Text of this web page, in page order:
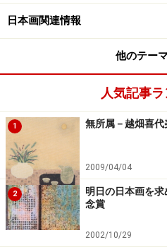
日本画家の生の声が聞こえる
「雅幸画房」石村雅幸さんに
【あ～とじょい】山
「あ～とじょい」山田ちさと
第2回【ギャラリーアート
画商のお仕事
アートもりもとの佐々井智子
日本画関連情報
他のテー
人気記事
1 無所属－越畑喜代
2009/04/04
2
明日の日本画を
念賞
2002/10/29